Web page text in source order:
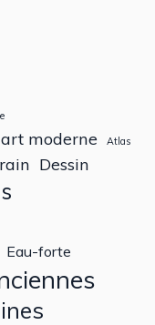
art moderne Atlas
Dessin
Eau-forte